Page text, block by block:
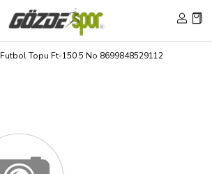
Futbol Topu Ft-150 5 No 8699848529112